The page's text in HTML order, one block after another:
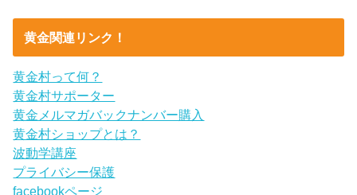
黄金関連リンク！
黄金村って何？
黄金村サポーター
黄金メルマガバックナンバー購入
黄金村ショップとは？
波動学講座
プライバシー保護
facebookページ